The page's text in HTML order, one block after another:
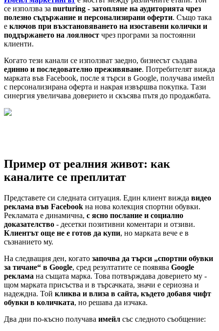
се използва за nurturing - затопляне на аудиторията чрез
полезно съдържание и персонализирани оферти. Също така
е ключов при възстановяването на изоставени колички и
поддържането на лоялност чрез програми за постоянни
клиенти.
Когато тези канали се използват заедно, бизнесът създава
единно и последователно преживяване. Потребителят вижда
марката във Facebook, после я търси в Google, получава имейл
с персонализирана оферта и накрая извършва покупка. Тази
синергия увеличава доверието и скъсява пътя до продажбата.
Пример от реалния живот: как
каналите се преплитат
Представете си следната ситуация. Един клиент вижда видео
реклама във Facebook на нова колекция спортни обувки.
Рекламата е динамична, с ясно послание и социално
доказателство - десетки позитивни коментари и отзиви.
Клиентът още не е готов да купи, но марката вече е в
съзнанието му.
На следващия ден, когато започва да търси „спортни обувки
за тичане“ в Google, сред резултатите се появява Google
реклама на същата марка. Това потвърждава доверието му -
щом марката присъства и в търсачката, значи е сериозна и
надеждна. Той кликва и влиза в сайта, където добавя чифт
обувки в количката, но решава да изчака.
Два дни по-късно получава имейл със следното съобщение: